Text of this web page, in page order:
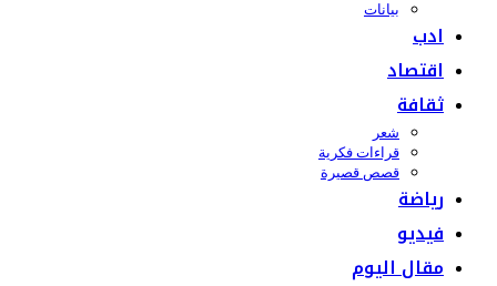
بيانات
ادب
اقتصاد
ثقافة
شعر
قراءات فكرية
قصص قصيرة
رياضة
فيديو
مقال اليوم